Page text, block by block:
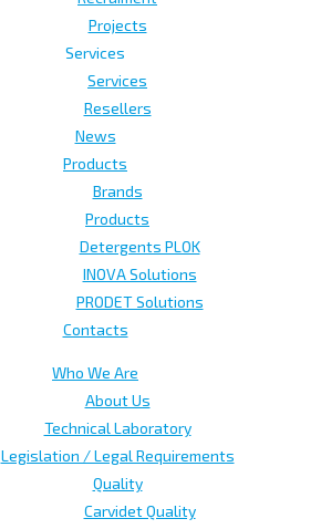
Projects
Services
Services
Resellers
News
Products
Brands
Products
Detergents PLOK
INOVA Solutions
PRODET Solutions
Contacts
Who We Are
About Us
Technical Laboratory
Legislation / Legal Requirements
Quality
Carvidet Quality